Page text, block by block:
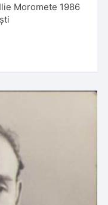
Moromete 1986